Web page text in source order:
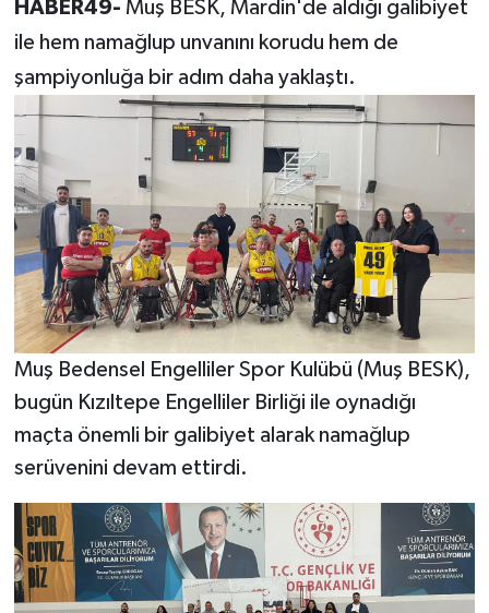
HABER49- Muş BESK, Mardin'de aldığı galibiyet
ile hem namağlup unvanını korudu hem de
şampiyonluğa bir adım daha yaklaştı.
Muş Bedensel Engelliler Spor Kulübü (Muş BESK),
bugün Kızıltepe Engelliler Birliği ile oynadığı
maçta önemli bir galibiyet alarak namağlup
serüvenini devam ettirdi.
Hasköy
Korkut
Bulanık
Malazgirt
Varto